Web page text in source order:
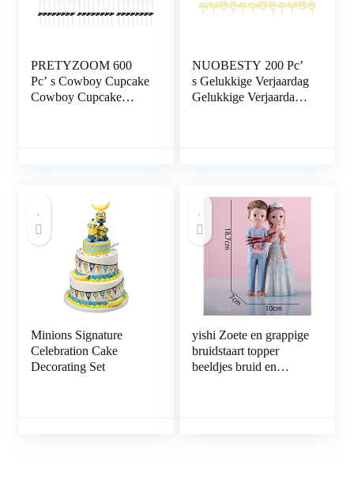
PRETYZOOM 600
Pc’ s Cowboy Cupcake
Cowboy Cupcake
NUOBESTY 200 Pc’
s Gelukkige Verjaardag
Gelukkige Verjaardag
Minions Signature
Celebration Cake
Decorating Set
yishi Zoete en grappige
bruidstaart topper
beeldjes bruid en